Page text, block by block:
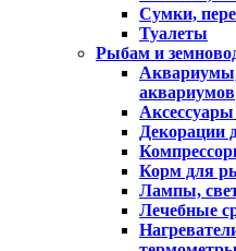
Сумки,
Туалеты
Рыбам и
аквариумов
Декорации
Корм для
Лампы,
Лечебные